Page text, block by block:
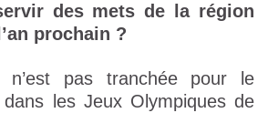
des mets de la région
prochain ?
n’est pas tranchée pour le
les Jeux Olympiques de